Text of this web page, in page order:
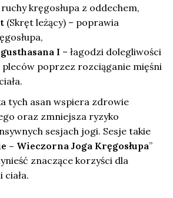
kręgosłupa z oddechem,
(Skręt leżący) – poprawia
I – łagodzi dolegliwości
pleców poprzez rozciąganie mięśni
tych asan wspiera zdrowie
oraz zmniejsza ryzyko
sesjach jogi. Sesje takie
– Wieczorna Joga Kręgosłupa”
znaczące korzyści dla